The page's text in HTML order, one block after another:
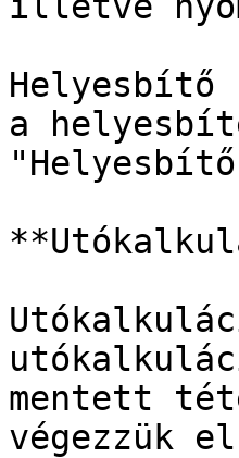
a
mentett
végezzük